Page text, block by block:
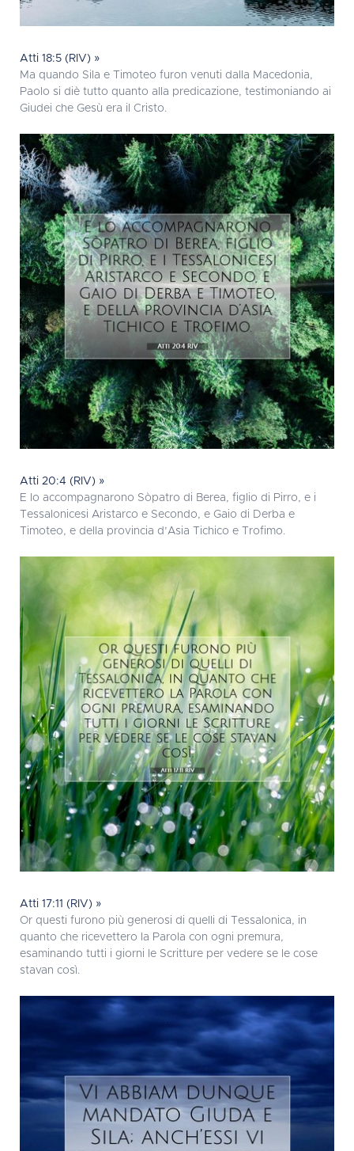
Atti 18:5 (RIV) »
Ma quando Sila e Timoteo furon venuti dalla Macedonia,
Paolo si diè tutto quanto alla predicazione, testimoniando ai
Giudei che Gesù era il Cristo.
Atti 20:4 (RIV) »
E lo accompagnarono Sòpatro di Berea, figlio di Pirro, e i
Tessalonicesi Aristarco e Secondo, e Gaio di Derba e
Timoteo, e della provincia d’Asia Tichico e Trofimo.
Atti 17:11 (RIV) »
Or questi furono più generosi di quelli di Tessalonica, in
quanto che ricevettero la Parola con ogni premura,
esaminando tutti i giorni le Scritture per vedere se le cose
stavan così.